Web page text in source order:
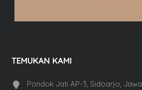
TEMUKAN KAMI
Pondok Jati AP-3, Sidoarjo, Jawa